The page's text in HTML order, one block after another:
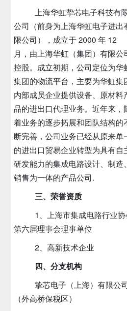
上海华虹挚芯电子科技有
公司（前身为上海华虹电子进出
限公司），成立于2000年 12
月，由上海华虹（集团）有限公
控股。成立初期，公司定位为华
集团的物流平台，主要为华虹集
内部成员企业提供设备、原材料
品的进出口代理业务。近年来，
着业务的逐步拓展和团队结构的
断完善，公司业务已经从原来单
的进出口贸易企业转型为具有自
研发能力的集成电路设计、制造、
销售为一体的产品公司.
三、荣誉资质
1、上海市集成电路行业
第六届理事会理事单位
2、高新技术企业
四、分支机构
挚芯电子（上海）有限公
（外高桥保税区）